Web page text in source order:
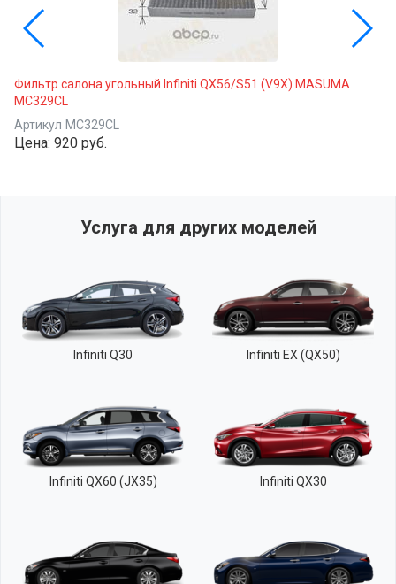
Фильтр салона угольный Infiniti QX56/S51 (V9X) MASUMA
MC329CL
Артикул MC329CL
Цена: 920 руб.
Услуга для других моделей
Infiniti Q30 Infiniti EX (QX50)
Infiniti QX60 (JX35) Infiniti QX30